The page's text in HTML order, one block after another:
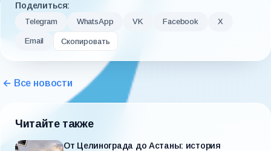
Поделиться:
Telegram WhatsApp VK Facebook X
Email Скопировать
← Все новости
Читайте также
От Целинограда до Астаны: история